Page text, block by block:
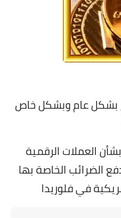
بشكل عام وبشكل خاص
العملات الرقمية
الضرائب الخاصة بها
في فلوريدا